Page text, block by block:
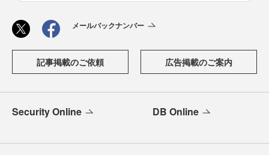
メールバックナンバー
記事掲載のご依頼 広告掲載のご案内
Security Online DB Online